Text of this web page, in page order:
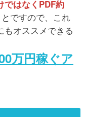
ではなくPDF約
ですので、これ
もオススメできる
万円稼ぐア